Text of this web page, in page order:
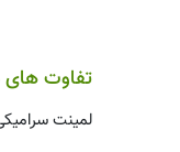
تفاوت های
لمینت